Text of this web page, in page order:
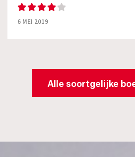
6 MEI 2019
Alle soortgelijke